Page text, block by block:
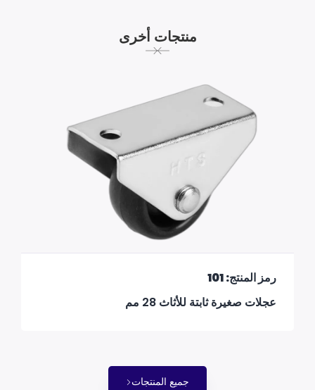
منتجات أخرى
رمز المنتج: 101
عجلات صغيرة ثابتة للأثاث 28 مم
جميع المنتجات